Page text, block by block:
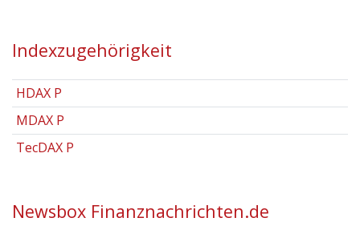
Indexzugehörigkeit
HDAX P
MDAX P
TecDAX P
Newsbox Finanznachrichten.de